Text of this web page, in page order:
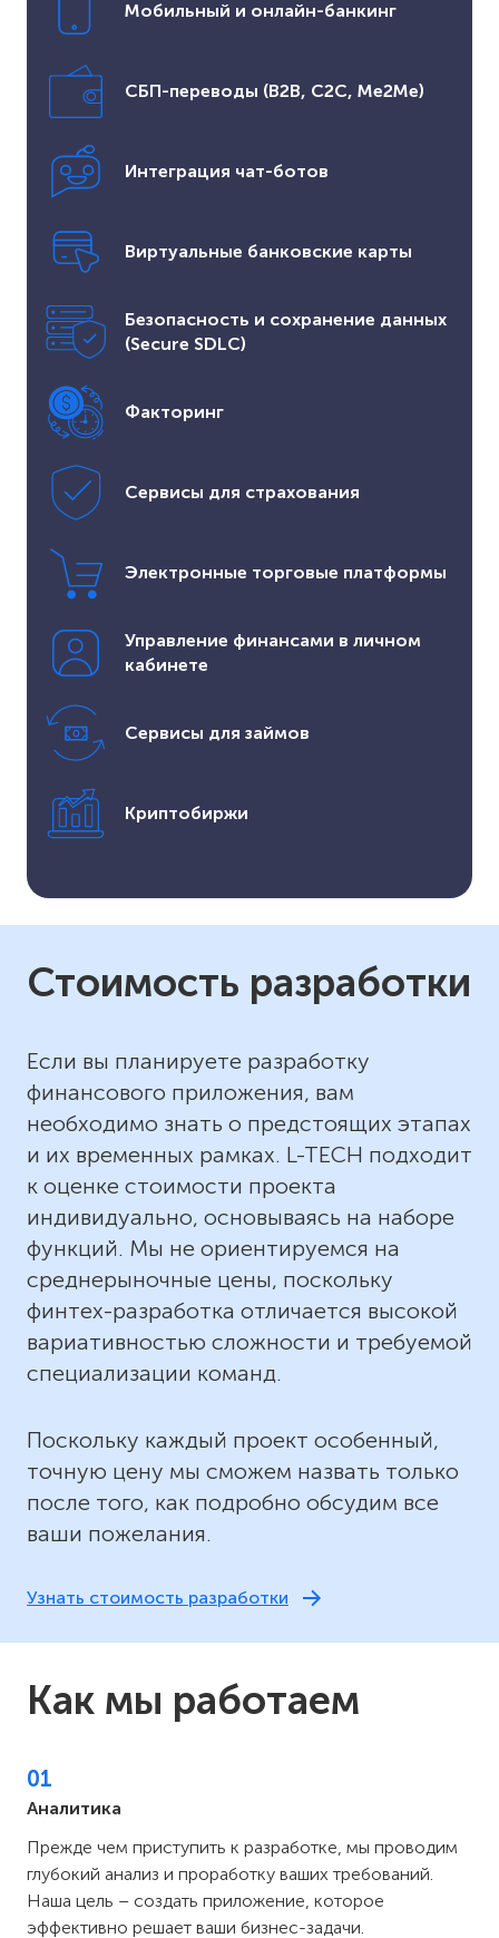
Мобильный и онлайн-банкинг
СБП-переводы (B2B, C2C, Me2Me)
Интеграция чат-ботов
Виртуальные банковские карты
Безопасность и сохранение данных
(Secure SDLC)
Факторинг
Сервисы для страхования
Электронные торговые платформы
Управление финансами в личном
кабинете
Сервисы для займов
Криптобиржи
Стоимость разработки
Если вы планируете разработку
финансового приложения, вам
необходимо знать о предстоящих этапах
и их временных рамках. L-TECH подходит
к оценке стоимости проекта
индивидуально, основываясь на наборе
функций. Мы не ориентируемся на
среднерыночные цены, поскольку
финтех-разработка отличается высокой
вариативностью сложности и требуемой
специализации команд.
Поскольку каждый проект особенный,
точную цену мы сможем назвать только
после того, как подробно обсудим все
ваши пожелания.
Узнать стоимость разработки
Как мы работаем
01
Аналитика
Прежде чем приступить к разработке, мы проводим
глубокий анализ и проработку ваших требований.
Наша цель – создать приложение, которое
эффективно решает ваши бизнес-задачи.